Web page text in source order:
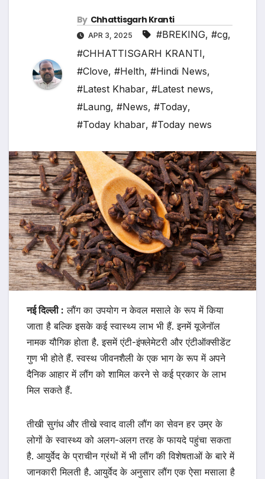
By Chhattisgarh Kranti
APR 3, 2025 #BREKING, #cg,
#CHHATTISGARH KRANTI,
#Clove, #Helth, #Hindi News,
#Latest Khabar, #Latest news,
#Laung, #News, #Today,
#Today khabar, #Today news
नई दिल्ली : लौंग का उपयोग न केवल मसाले के रूप में किया
जाता है बल्कि इसके कई स्वास्थ्य लाभ भी हैं. इनमें यूजेनॉल
नामक यौगिक होता है. इसमें एंटी-इंफ्लेमेटरी और एंटीऑक्सीडेंट
गुण भी होते हैं. स्वस्थ जीवनशैली के एक भाग के रूप में अपने
दैनिक आहार में लौंग को शामिल करने से कई प्रकार के लाभ
मिल सकते हैं.
तीखी सुगंध और तीखे स्वाद वाली लौंग का सेवन हर उम्र के
लोगों के स्वास्थ्य को अलग-अलग तरह के फायदे पहुंचा सकता
है. आयुर्वेद के प्राचीन ग्रंथों में भी लौंग की विशेषताओं के बारे में
जानकारी मिलती है. आयुर्वेद के अनुसार लौंग एक ऐसा मसाला है